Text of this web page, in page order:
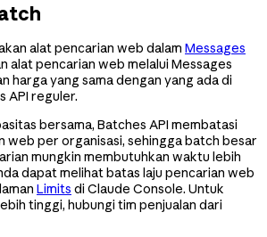
alat pencarian web dalam Messages
alat pencarian web melalui Messages
harga yang sama dengan yang ada di
API reguler.
bersama, Batches API membatasi
web per organisasi, sehingga batch besar
mungkin membutuhkan waktu lebih
dapat melihat batas laju pencarian web
Limits di Claude Console. Untuk
tinggi, hubungi tim penjualan dari